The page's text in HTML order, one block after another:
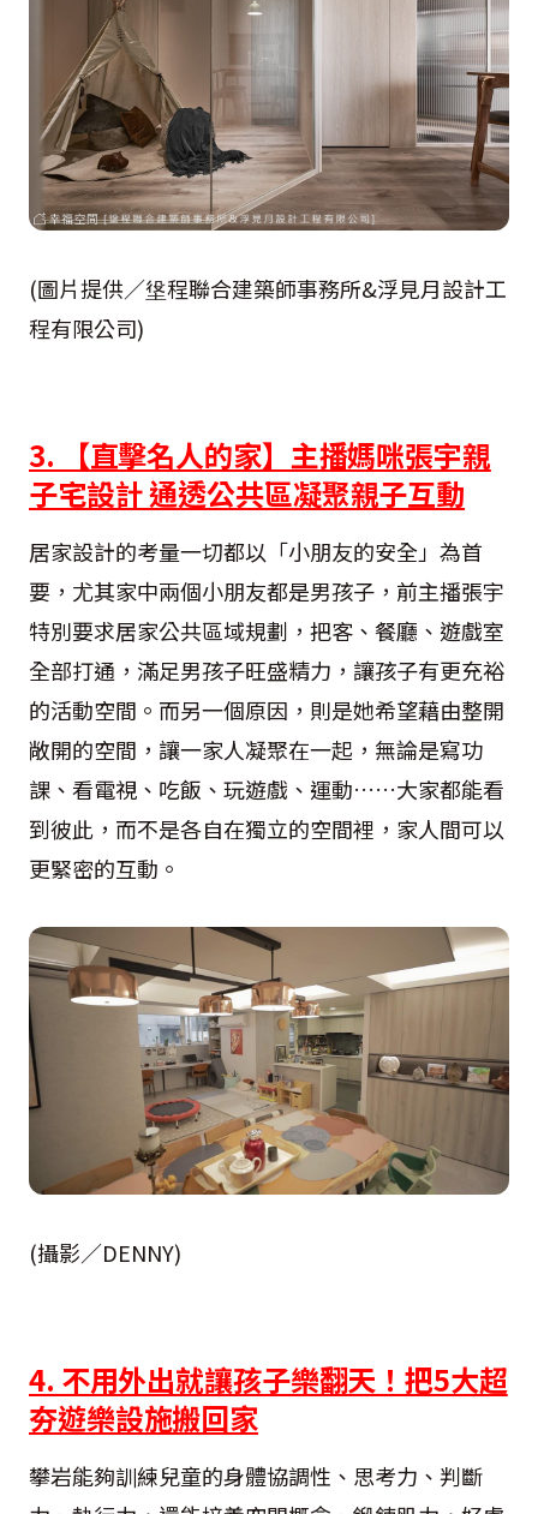
(圖片提供／垼程聯合建築師事務所&浮見月設計工
程有限公司)
3. 【直擊名人的家】主播媽咪張宇親
子宅設計 通透公共區凝聚親子互動
居家設計的考量一切都以「小朋友的安全」為首
要，尤其家中兩個小朋友都是男孩子，前主播張宇
特別要求居家公共區域規劃，把客、餐廳、遊戲室
全部打通，滿足男孩子旺盛精力，讓孩子有更充裕
的活動空間。而另一個原因，則是她希望藉由整開
敞開的空間，讓一家人凝聚在一起，無論是寫功
課、看電視、吃飯、玩遊戲、運動……大家都能看
到彼此，而不是各自在獨立的空間裡，家人間可以
更緊密的互動。
(攝影／DENNY)
4. 不用外出就讓孩子樂翻天！把5大超
夯遊樂設施搬回家
攀岩能夠訓練兒童的身體協調性、思考力、判斷